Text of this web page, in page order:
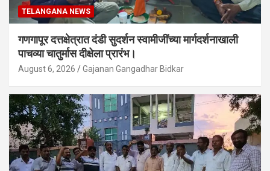
TELANGANA NEWS
गणगापूर दत्तक्षेत्रात दंडी सुदर्शन स्वामीजींच्या मार्गदर्शनाखाली
पाचव्या चातुर्मास दीक्षेला प्रारंभ।
August 6, 2026 Gajanan Gangadhar Bidkar